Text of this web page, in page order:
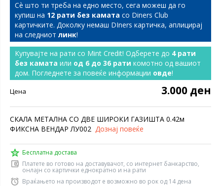
Сѐ што ти треба на едно место, сега можеш да го
купиш на 12 рати без камата со Diners Club
картичките. Доколку немаш DIners картичка, аплицирај
на следниот линк!
Купувајте на рати со Mint Credit! Одберете до 4 рати
без камата или од 6 до 36 рати комотно од вашиот
дом. Погледнете за повеќе информации овде!
Цена 3.000 ден
СКАЛА МЕТАЛНА СО ДВЕ ШИРОКИ ГАЗИШТА 0.42м
ФИКСНА ВЕНДАР ЛУ002 Дознај повеќе
Бесплатна достава
Платете во готово на доставувачот, со интернет банкарство,
онлајн со картички еднократно и на рати
Враќањето на производот е возможно во рок од 14 дена